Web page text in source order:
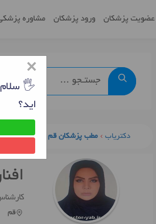
عضویت پزشکان ورود پزشکان مشاوره
دکتریاب مطب پزشکان قم روانشناس
قم
×
🖐
اید؟